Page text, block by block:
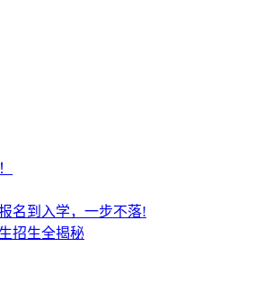
名到入学，一步不落!
招生全揭秘